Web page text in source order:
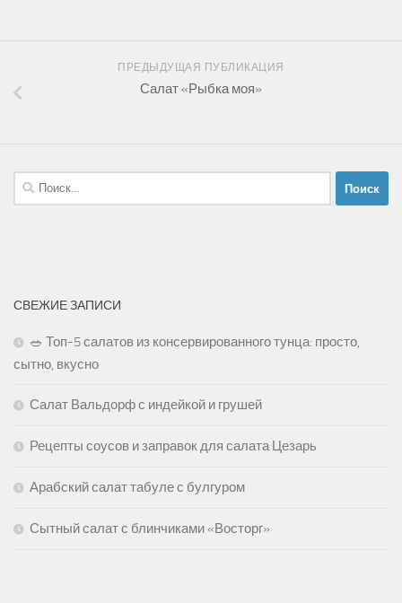
ПРЕДЫДУЩАЯ ПУБЛИКАЦИЯ
Салат «Рыбка моя»
Найти:
СВЕЖИЕ ЗАПИСИ
🥗 Топ-5 салатов из консервированного тунца: просто,
сытно, вкусно
Салат Вальдорф с индейкой и грушей
Рецепты соусов и заправок для салата Цезарь
Арабский салат табуле с булгуром
Сытный салат с блинчиками «Восторг»